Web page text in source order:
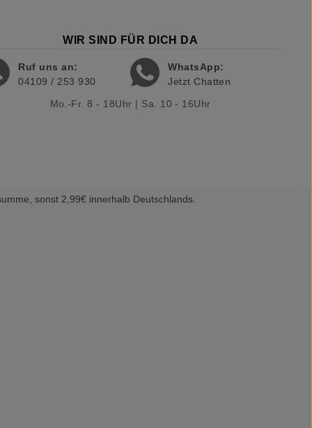
WIR SIND FÜR DICH DA
Ruf uns an:
04109 / 253 930
WhatsApp:
Jetzt Chatten
Mo.-Fr. 8 - 18Uhr | Sa. 10 - 16Uhr
sonst 2,99€ innerhalb Deutschlands.